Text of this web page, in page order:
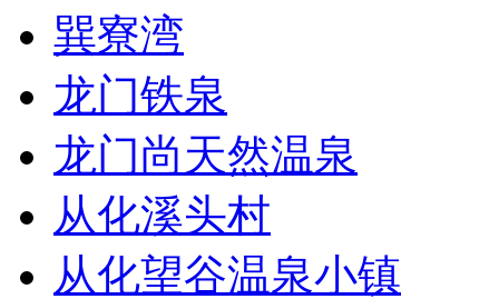
巽寮湾
龙门铁泉
龙门尚天然温泉
从化溪头村
从化望谷温泉小镇